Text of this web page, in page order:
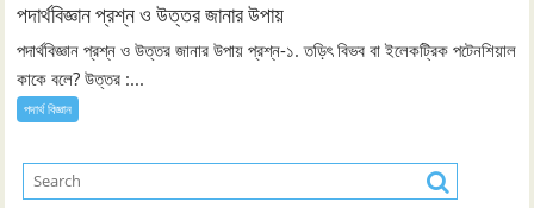
পদার্থবিজ্ঞান প্রশ্ন ও উত্তর জানার উপায়
পদার্থবিজ্ঞান প্রশ্ন ও উত্তর জানার উপায় প্রশ্ন-১. তড়িৎ বিভব বা ইলেকট্রিক পটেনশিয়াল
কাকে বলে? উত্তর :...
পদার্থ বিজ্ঞান